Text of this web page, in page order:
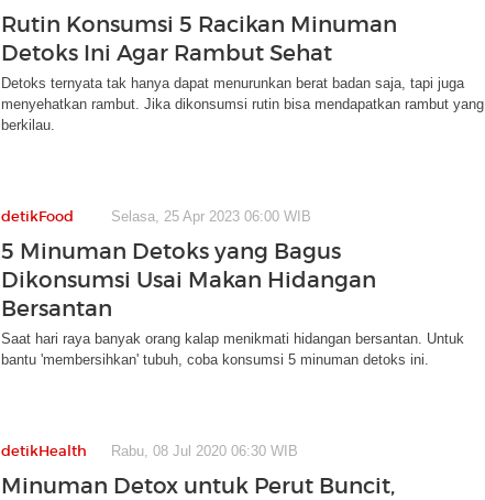
Rutin Konsumsi 5 Racikan Minuman
Detoks Ini Agar Rambut Sehat
Detoks ternyata tak hanya dapat menurunkan berat badan saja, tapi juga
menyehatkan rambut. Jika dikonsumsi rutin bisa mendapatkan rambut yang
berkilau.
detikFood Selasa, 25 Apr 2023 06:00 WIB
5 Minuman Detoks yang Bagus
Dikonsumsi Usai Makan Hidangan
Bersantan
Saat hari raya banyak orang kalap menikmati hidangan bersantan. Untuk
bantu 'membersihkan' tubuh, coba konsumsi 5 minuman detoks ini.
detikHealth Rabu, 08 Jul 2020 06:30 WIB
Minuman Detox untuk Perut Buncit,